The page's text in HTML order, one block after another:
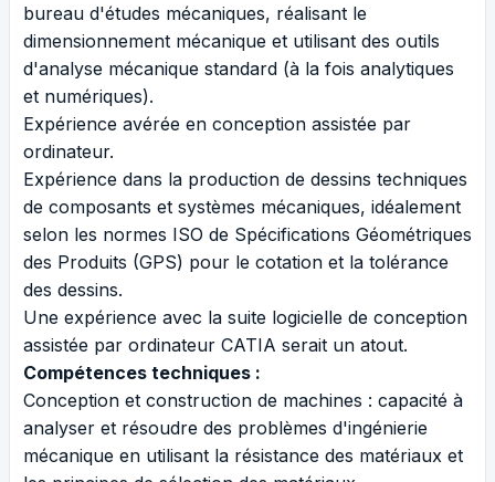
bureau d'études mécaniques, réalisant le
dimensionnement mécanique et utilisant des outils
d'analyse mécanique standard (à la fois analytiques
et numériques).
Expérience avérée en conception assistée par
ordinateur.
Expérience dans la production de dessins techniques
de composants et systèmes mécaniques, idéalement
selon les normes ISO de Spécifications Géométriques
des Produits (GPS) pour le cotation et la tolérance
des dessins.
Une expérience avec la suite logicielle de conception
assistée par ordinateur CATIA serait un atout.
Compétences techniques :
Conception et construction de machines : capacité à
analyser et résoudre des problèmes d'ingénierie
mécanique en utilisant la résistance des matériaux et